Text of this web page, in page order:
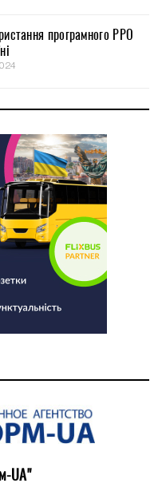
програмного РРО
UA"